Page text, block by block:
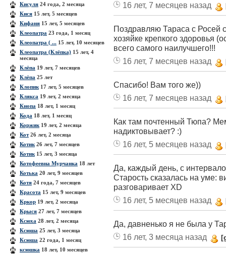
Кисуля 24 года, 2 месяца
Кися 15 лет, 5 месяцев
Кифаня 15 лет, 5 месяцев
Клеопатра 23 года, 1 месяц
Клеопатра ( ... 15 лет, 10 месяцев
Клеопатра (Клёпка) 15 лет, 4
месяца
Клёпа 19 лет, 7 месяцев
Клёпа 25 лет
Клопик 17 лет, 5 месяцев
Клякса 19 лет, 2 месяца
Кнопа 18 лет, 1 месяц
Кода 18 лет, 1 месяц
Коржик 19 лет, 2 месяца
Кот26 лет, 2 месяца
Котик 26 лет, 7 месяцев
Котик 15 лет, 3 месяца
Котофеевна Мурчанка 18 лет
Котька 20 лет, 9 месяцев
Котя 24 года, 7 месяцев
Красота 15 лет, 9 месяцев
Кркор 19 лет, 2 месяца
Крыся 27 лет, 7 месяцев
Ксюха 28 лет, 2 месяца
Ксюша 25 лет, 3 месяца
Ксюша 22 года, 1 месяц
ксюшка 18 лет, 10 месяцев
16 лет, 7 месяцев назад
Поздравляю Тараса с
хозяйке крепкого здоровья
всего самого наилучшего!!!
16 лет, 7 месяцев назад
Спасибо! Вам того же))
16 лет, 7 месяцев назад
Как там почтенный Тюпа?
надиктовывает? :)
16 лет, 5 месяцев назад
Да, каждый день, с
Старость сказалась на уме:
разговаривает XD
16 лет, 5 месяцев назад
Да, давненько я не была у
16 лет, 3 месяца назад